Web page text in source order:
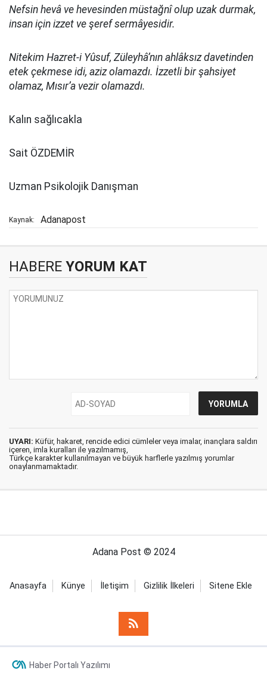
Nefsin hevâ ve hevesinden müstağnî olup uzak durmak,
insan için izzet ve şeref sermâyesidir.
Nitekim Hazret-i Yûsuf, Züleyhâ’nın ahlâksız davetinden
etek çekmese idi, aziz olamazdı. İzzetli bir şahsiyet
olamaz, Mısır’a vezir olamazdı.
Kalın sağlıcakla
Sait ÖZDEMİR
Uzman Psikolojik Danışman
Kaynak: Adanapost
HABERE YORUM KAT
UYARI: Küfür, hakaret, rencide edici cümleler veya imalar, inançlara saldırı
içeren, imla kuralları ile yazılmamış,
Türkçe karakter kullanılmayan ve büyük harflerle yazılmış yorumlar
onaylanmamaktadır.
Adana Post © 2024
Anasayfa Künye İletişim Gizlilik İlkeleri Sitene Ekle
Haber Portalı Yazılımı